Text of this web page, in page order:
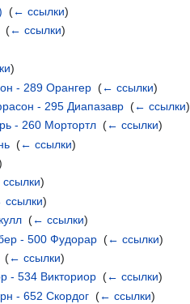
‎(← ссылки)
‎(← ссылки)
)
- 289 Орангер ‎(← ссылки)
- 295 Диапазавр ‎(← ссылки)
- 260 Мортортл ‎(← ссылки)
‎(← ссылки)
)
ссылки)
‎(← ссылки)
- 500 Фудорар ‎(← ссылки)
‎(← ссылки)
- 534 Викториор ‎(← ссылки)
- 652 Скордог ‎(← ссылки)